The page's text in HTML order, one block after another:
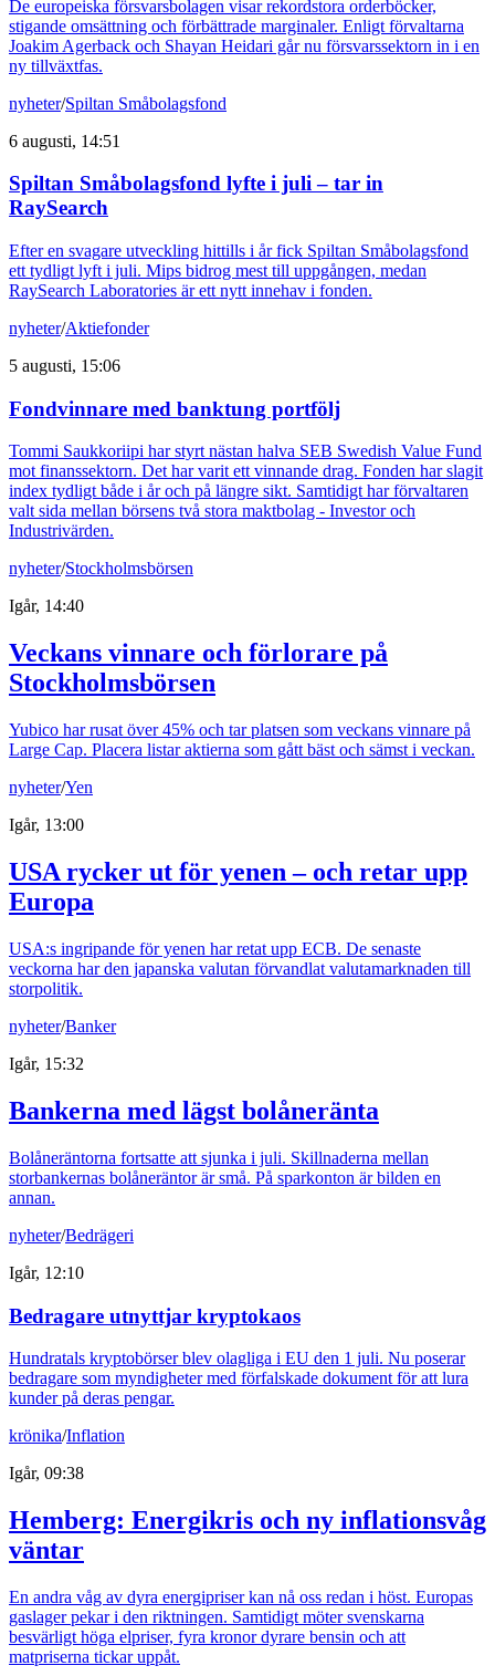
De europeiska försvarsbolagen visar rekordstora orderböcker,
stigande omsättning och förbättrade marginaler. Enligt förvaltarna
Joakim Agerback och Shayan Heidari går nu försvarssektorn in i en
ny tillväxtfas.
nyheter/Spiltan Småbolagsfond
6 augusti, 14:51
Spiltan Småbolagsfond lyfte i juli – tar in
RaySearch
Efter en svagare utveckling hittills i år fick Spiltan Småbolagsfond
ett tydligt lyft i juli. Mips bidrog mest till uppgången, medan
RaySearch Laboratories är ett nytt innehav i fonden.
nyheter/Aktiefonder
5 augusti, 15:06
Fondvinnare med banktung portfölj
Tommi Saukkoriipi har styrt nästan halva SEB Swedish Value Fund
mot finanssektorn. Det har varit ett vinnande drag. Fonden har slagit
index tydligt både i år och på längre sikt. Samtidigt har förvaltaren
valt sida mellan börsens två stora maktbolag - Investor och
Industrivärden.
nyheter/Stockholmsbörsen
Igår, 14:40
Veckans vinnare och förlorare på
Stockholmsbörsen
Yubico har rusat över 45% och tar platsen som veckans vinnare på
Large Cap. Placera listar aktierna som gått bäst och sämst i veckan.
nyheter/Yen
Igår, 13:00
USA rycker ut för yenen – och retar upp
Europa
USA:s ingripande för yenen har retat upp ECB. De senaste
veckorna har den japanska valutan förvandlat valutamarknaden till
storpolitik.
nyheter/Banker
Igår, 15:32
Bankerna med lägst bolåneränta
Bolåneräntorna fortsatte att sjunka i juli. Skillnaderna mellan
storbankernas bolåneräntor är små. På sparkonton är bilden en
annan.
nyheter/Bedrägeri
Igår, 12:10
Bedragare utnyttjar kryptokaos
Hundratals kryptobörser blev olagliga i EU den 1 juli. Nu poserar
bedragare som myndigheter med förfalskade dokument för att lura
kunder på deras pengar.
krönika/Inflation
Igår, 09:38
Hemberg: Energikris och ny inflationsvåg
väntar
En andra våg av dyra energipriser kan nå oss redan i höst. Europas
gaslager pekar i den riktningen. Samtidigt möter svenskarna
besvärligt höga elpriser, fyra kronor dyrare bensin och att
matpriserna tickar uppåt.